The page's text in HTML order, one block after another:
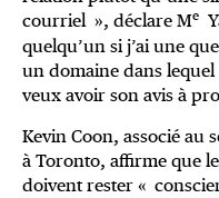
courriel », déclare Me
quelqu’un si j’ai une
un domaine dans
veux avoir son avis à
Kevin Coon, associé au
à Toronto, affirme que
doivent rester «